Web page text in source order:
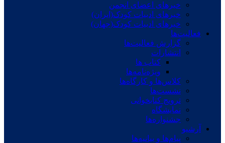
خبرهای اعضای انجمن
خبرهای ادبیات کودک(ایران)
خبرهای ادبیات کودک(جهان)
فعالیت‌ها
گزارش فعالیت‌ها
انتشارات
کتاب ها
ویژه‌نامه‌ها
کلاس‌ها و کارگاه‌ها
نشست‌ها
ترویج کتابخوانی
نمایشگاه
جشنواره‌ها
آرشیو
پیام‌ها و بیانیه‌ها